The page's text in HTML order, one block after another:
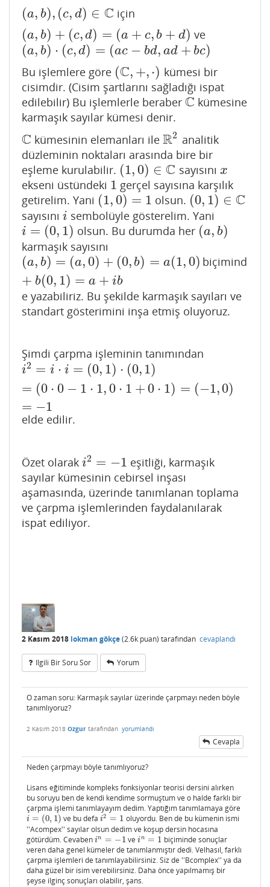
(a, b), (c, d) ∈ C
(a,b ),(c, d)∈C için
(a, b) + (c, d) = (a + c, b + d)
(a,b )+( c,d =(a+c, b+d) ve
(a, b) ⋅ (c, d) = (ac − bd, ad + bc)
(a,b )⋅(c ,d)=(ac− bd ad+ bc)
Bu işlemlere göre (C, +,⋅)
(C,+ ⋅)
kümesi bir
cisimdir. (Cisim şartlarını sağladığı ispat
edilebilir) Bu işlemlerle beraber C
C kümesine
karmaşık sayılar kümesi denir.
C
C kümesinin elemanları ileR2
R2 analitik
düzleminin noktaları arasında bire bir
eşleme kurulabilir. (1,0) ∈ C
(1,0 )∈ C sayısını x
x
ekseni üstündeki 1
1 gerçel sayısına karşılık
getirelim. Yani (1,0) = 1
(1,0 )=1 olsun. (0, 1) ∈ C
(0,1 )∈ C
sayısını i
i sembolüyle gösterelim. Yani
i = (0, 1)
i= (0 1) olsun. Bu durumda her (a, b)
(a,b )
karmaşık sayısını
(a, b) = (a,0) + (0, b) = a(1,0)
+ b(0, 1) = a + ib
(a,b )=( a,0 +(0, b)= a(1 ,0)+b( 0,1 =a+ib biçimind
e yazabiliriz. Bu şekilde karmaşık sayıları ve
standart gösterimini inşa etmiş oluyoruz.
Şimdi çarpma işleminin tanımından
i2 = i ⋅ i = (0, 1) ⋅ (0,1)
= (0 ⋅ 0 − 1 ⋅ 1,0 ⋅ 1 + 0 ⋅ 1) = (−1,0)
= −1
i2 =i⋅i =( 0 1 ⋅(0 1)= (0⋅ 0− 1⋅1 ,0⋅
elde edilir.
Özet olarak i2 = −1
i2 =−1
eşitliği, karmaşık
sayılar kümesinin cebirsel inşası
aşamasında, üzerinde tanımlanan toplama
ve çarpma işlemlerinden faydalanılarak
ispat ediliyor.
2 Kasım 2018 lokman gökçe(2.6k puan) tarafından cevaplandı
Ilgili Bir Soru Sor Yorum
O zaman soru: Karmaşık sayılar üzerinde çarpmayı neden böyle
tanımlıyoruz?
2 Kasım 2018 Ozgur tarafından yorumlandı
Cevapla
Neden çarpmayı böyle tanımlıyoruz?
Lisans eğitiminde kompleks fonksiyonlar teorisi dersini alırken
bu soruyu ben de kendi kendime sormuştum ve o halde farklı bir
çarpma işlemi tanımlayayım dedim. Yaptığım tanımlamaya göre
i = (0, 1)
i= (0 1) ve bu defai2 = 1
i2 =1
oluyordu. Ben de bu kümenin ismi
''Acompex'' sayılar olsun dedim ve koşup dersin hocasına
götürdüm. Cevaben in = −1
in= −1 vein = 1
in= 1
biçiminde sonuçlar
veren daha genel kümeler de tanımlanmıştır dedi. Velhasıl, farklı
çarpma işlemleri de tanımlayabilirsiniz. Siz de ''Bcomplex'' ya da
daha güzel bir isim verebilirsiniz. Daha önce yapılmamış bir
şeyse ilginç sonuçları olabilir, şans.